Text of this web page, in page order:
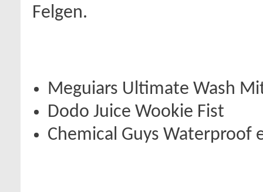
Felgen.
Meguiars Ultimate Wash
Dodo Juice Wookie Fist
Chemical Guys Waterproof